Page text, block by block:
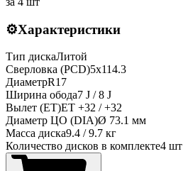
⚙️Характеристики
Тип дискаЛитой
Сверловка (PCD)5x114.3
ДиаметрR17
Ширина обода7 J / 8 J
Вылет (ET)ET +32 / +32
Диаметр ЦО (DIA)Ø 73.1 мм
Масса диска9.4 / 9.7 кг
Количество дисков в комплекте4 шт